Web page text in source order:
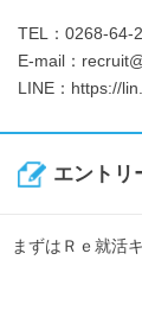
TEL：0268-64-
E-mail：
LINE：https://
エントリ
まずはＲｅ就活